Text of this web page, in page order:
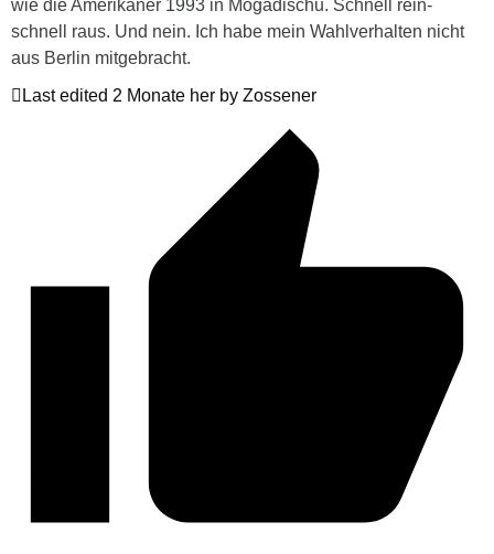
wie die Amerikaner 1993 in Mogadischu. Schnell rein-
schnell raus. Und nein. Ich habe mein Wahlverhalten nicht
aus Berlin mitgebracht.
Last edited 2 Monate her by Zossener